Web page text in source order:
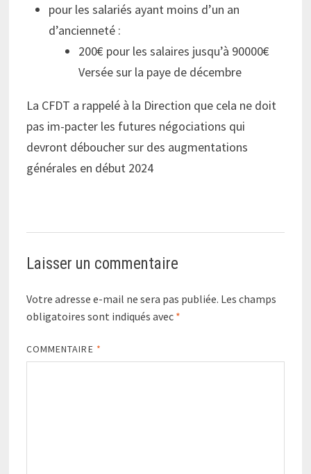
pour les salariés ayant moins d’un an
d’ancienneté :
200€ pour les salaires jusqu’à 90000€
Versée sur la paye de décembre
La CFDT a rappelé à la Direction que cela ne doit
pas im-pacter les futures négociations qui
devront déboucher sur des augmentations
générales en début 2024
Laisser un commentaire
Votre adresse e-mail ne sera pas publiée. Les champs
obligatoires sont indiqués avec *
COMMENTAIRE *